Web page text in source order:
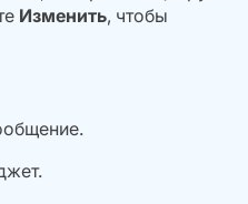
Изменить, чтобы